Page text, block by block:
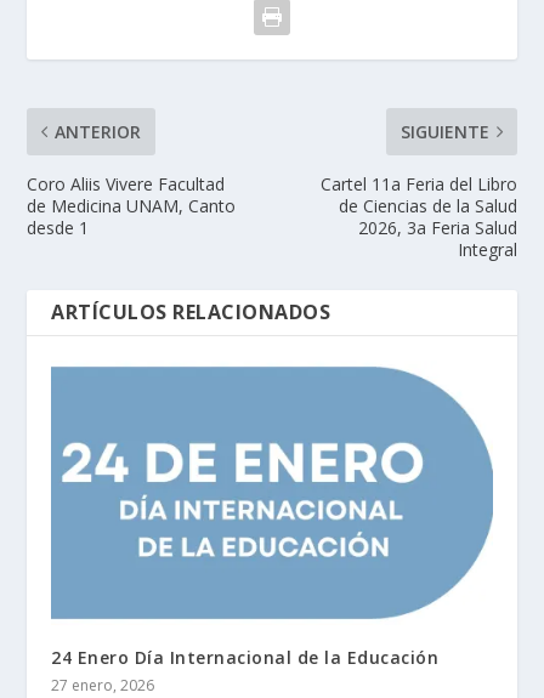
ANTERIOR
Coro Aliis Vivere Facultad
de Medicina UNAM, Canto
desde 1
SIGUIENTE
Cartel 11a Feria del Libro
de Ciencias de la Salud
2026, 3a Feria Salud
Integral
ARTÍCULOS RELACIONADOS
24 Enero Día Internacional de la Educación
27 enero, 2026